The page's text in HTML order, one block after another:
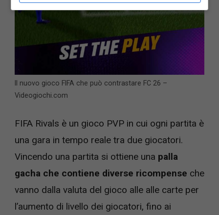
Il nuovo gioco FIFA che può contrastare FC 26 –
Videogiochi.com
FIFA Rivals è un gioco PVP in cui ogni partita è
una gara in tempo reale tra due giocatori.
Vincendo una partita si ottiene una palla
gacha che contiene diverse ricompense che
vanno dalla valuta del gioco alle alle carte per
l’aumento di livello dei giocatori, fino ai